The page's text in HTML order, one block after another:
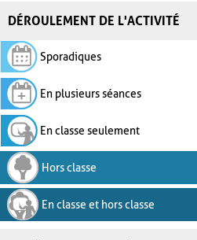
DÉROULEMENT DE L'ACTIVITÉ
Sporadiques
En plusieurs séances
En classe seulement
Hors classe
En classe et hors classe